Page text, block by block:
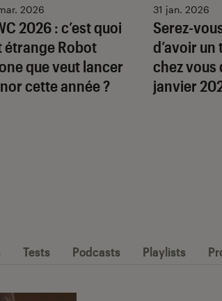
2026 : c’est quoi
étrange Robot
que veut lancer
cette année ?
2026
Serez-
d’avoir
chez vous
janvier
31 jan. 2026
Tests Podcasts Playlists